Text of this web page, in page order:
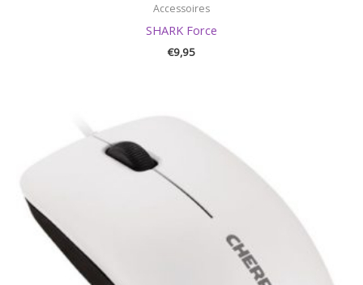
Accessoires
SHARK Force
€9,95